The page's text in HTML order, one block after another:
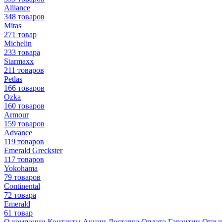
Alliance
348 товаров
Mitas
271 товар
Michelin
233 товара
Starmaxx
211 товаров
Petlas
166 товаров
Ozka
160 товаров
Armour
159 товаров
Advance
119 товаров
Emerald Greckster
117 товаров
Yokohama
79 товаров
Continental
72 товара
Emerald
61 товар